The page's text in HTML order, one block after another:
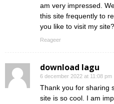
am very impressed.
this site frequently to
you like to visit my site?
Reageer
download lagu
6 december 2022 at 11:08 pm
Thank you for sharing
site is so cool. I am